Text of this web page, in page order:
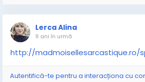
Lerca Alina
9 ani în urmă
http://madmoisellesarcastique.ro/
Autentifică-te pentru a interacționa cu